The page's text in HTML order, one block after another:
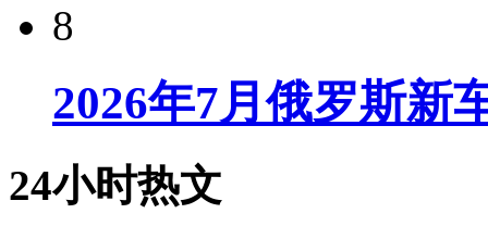
8
2026年7月俄罗斯新
24小时热文